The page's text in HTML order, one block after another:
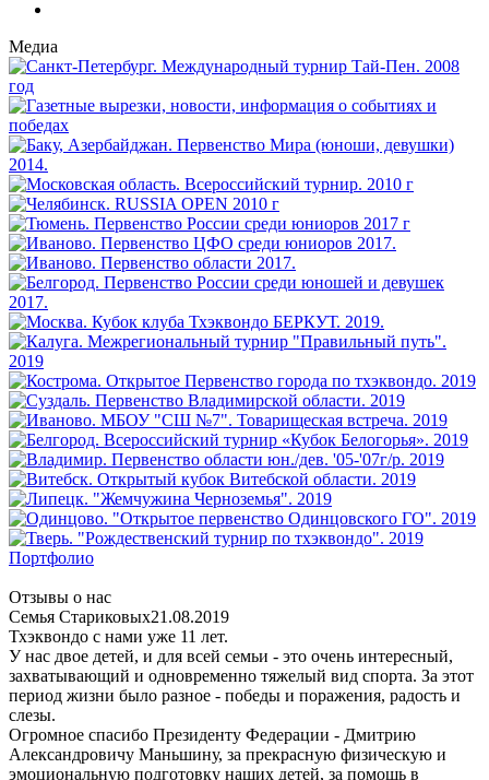
Медиа
Портфолио
Отзывы о нас
Семья Стариковых21.08.2019
Тхэквондо с нами уже 11 лет.
У нас двое детей, и для всей семьи - это очень интересный,
захватывающий и одновременно тяжелый вид спорта. За этот
период жизни было разное - победы и поражения, радость и
слезы.
Огромное спасибо Президенту Федерации - Дмитрию
Александровичу Маньшину, за прекрасную физическую и
эмоциональную подготовку наших детей, за помощь в